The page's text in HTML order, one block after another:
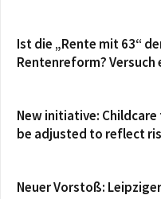
Ist die „Rente mit 63“
Rentenreform? Versuch
New initiative:
be adjusted to reflect
Neuer Vorstoß: